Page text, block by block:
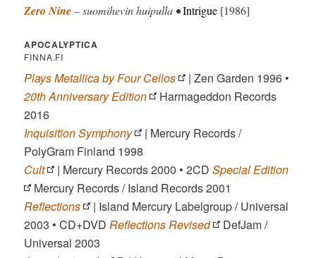
Zero Nine– suomihevin huipulla •Intrigue [1986]
APOCALYPTICA
FINNA.FI
Plays Metallica by Four Cellos
| Zen Garden 1996 •
20th Anniversary Edition
Harmageddon Records
2016
Inquisition Symphony
| Mercury Records /
PolyGram Finland 1998
Cult
| Mercury Records 2000 • 2CDSpecial Edition
Mercury Records / Island Records 2001
Reflections
| Island Mercury Labelgroup / Universal
2003 • CD+DVD Reflections Revised
DefJam /
Universal 2003